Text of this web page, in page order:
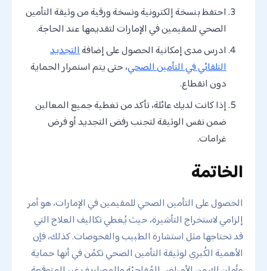
احتفظ بنسخة إلكترونية ونسخة ورقية من وثيقة التأمين
الصحي للمقيمين في الإمارات لتقديمها عند الحاجة.
ادرس مدى إمكانية الحصول على إضافةالتجديد
التلقائي في التأمين الصحي، حتى يتم استمرار الحماية
دون انقطاع.
إذا كانت لديك عائلة، تأكد من تغطية جميع المعالين
ضمن نفس الوثيقة لتجنب رفض التجديد أو فرض
غرامات.
الخاتمة
الحصول على التأمين الصحي للمقيمين في الإمارات، هو أمر
إلزامي لاستخراج التأشيرة، حيث يُغطي تكاليف العلاج التي
قد تحتاجها مثل استشارة الطبيب والفحوصات. كذلك، فإن
الأهمية الكُبري لوثيقة التأمين الصحي تكمُن في أنها حماية